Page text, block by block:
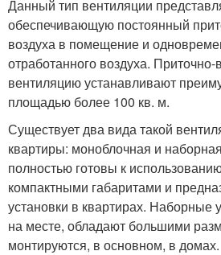
Данный тип вентиляции
обеспечивающую постоянный
воздуха в помещение и
отработанного воздуха.
вентиляцию устанавливают
площадью более 100 кв. м.
Существует два вида такой
квартиры: моноблочная и
полностью готовы к
компактными габаритами и
установки в квартирах. Наборные
на месте, обладают большими
монтируются, в основном, в домах.